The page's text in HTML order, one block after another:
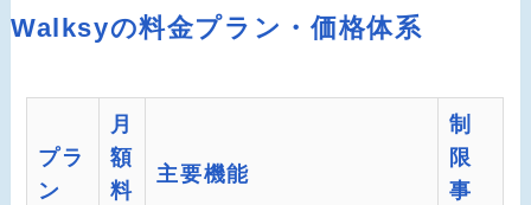
Walksyの料金プラン・価格体系
プラ
ン
月
額
料
主要機能
制
限
事